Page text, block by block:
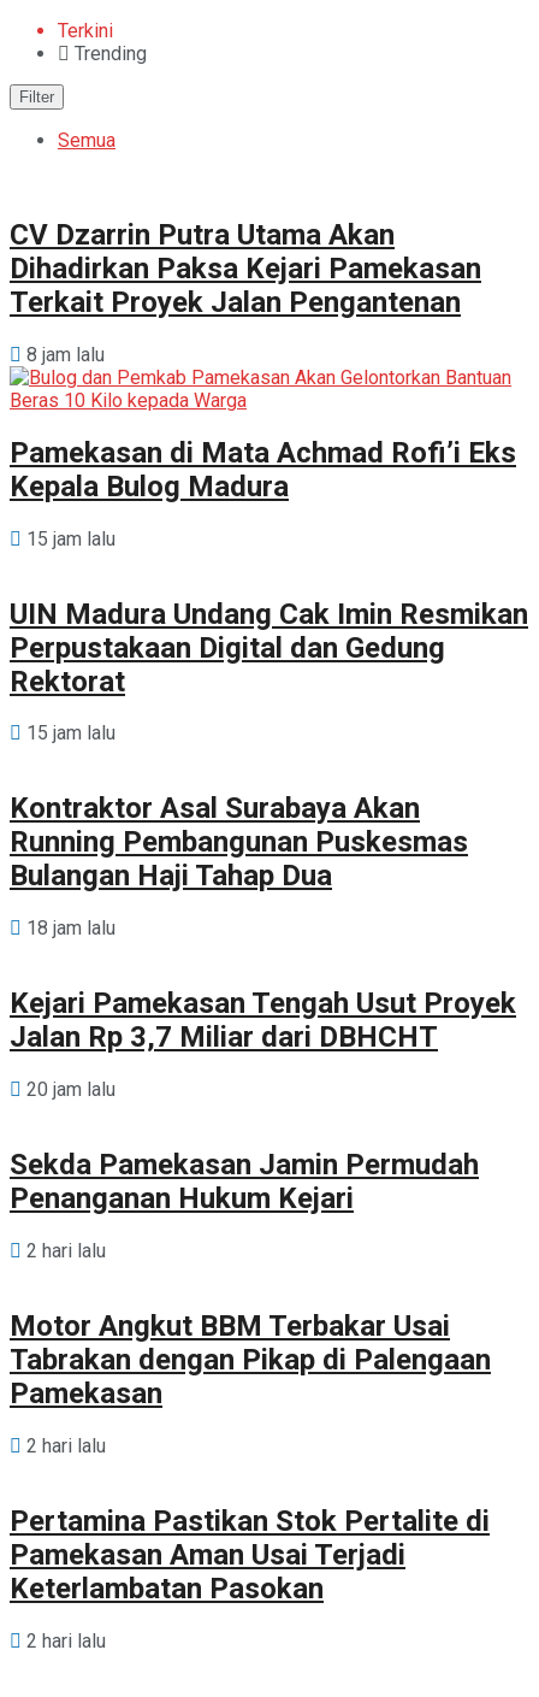
Terkini
Trending
Filter
Semua
CV Dzarrin Putra Utama Akan
Dihadirkan Paksa Kejari Pamekasan
Terkait Proyek Jalan Pengantenan
8 jam lalu
Pamekasan di Mata Achmad Rofi’i Eks
Kepala Bulog Madura
15 jam lalu
UIN Madura Undang Cak Imin Resmikan
Perpustakaan Digital dan Gedung
Rektorat
15 jam lalu
Kontraktor Asal Surabaya Akan
Running Pembangunan Puskesmas
Bulangan Haji Tahap Dua
18 jam lalu
Kejari Pamekasan Tengah Usut Proyek
Jalan Rp 3,7 Miliar dari DBHCHT
20 jam lalu
Sekda Pamekasan Jamin Permudah
Penanganan Hukum Kejari
2 hari lalu
Motor Angkut BBM Terbakar Usai
Tabrakan dengan Pikap di Palengaan
Pamekasan
2 hari lalu
Pertamina Pastikan Stok Pertalite di
Pamekasan Aman Usai Terjadi
Keterlambatan Pasokan
2 hari lalu